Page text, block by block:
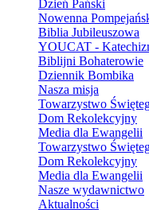
Dzień Pański
Nowenna
Biblia Jubileuszowa
YOUCAT -
Biblijni Bohaterowie
Dziennik Bombika
Nasza misja
Towarzystwo
Dom Rekolekcyjny
Media dla Ewangelii
Towarzystwo
Dom Rekolekcyjny
Media dla Ewangelii
Nasze wydawnictwo
Aktualności